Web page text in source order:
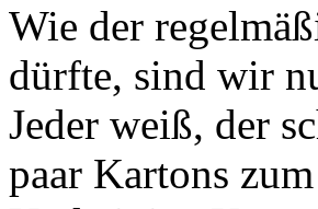
Wie der
dürfte, sind wir
Jeder weiß, der
paar Kartons